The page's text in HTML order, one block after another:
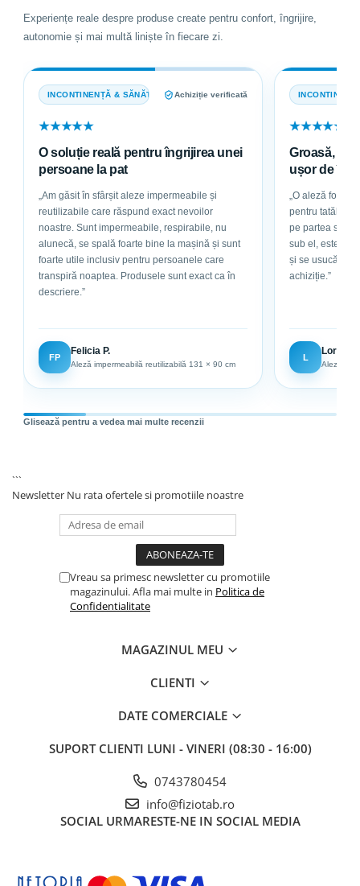
Experiențe reale despre produse create pentru confort, îngrijire,
autonomie și mai multă liniște în fiecare zi.
INCONTINENȚĂ & SĂNĂTATE Achiziție verificată
★★★★★
O soluție reală pentru îngrijirea unei
persoane la pat
„Am găsit în sfârșit aleze impermeabile și
reutilizabile care răspund exact nevoilor
noastre. Sunt impermeabile, respirabile, nu
alunecă, se spală foarte bine la mașină și sunt
foarte utile inclusiv pentru persoanele care
transpiră noaptea. Produsele sunt exact ca în
descriere.”
FP
Felicia P.
Aleză impermeabilă reutilizabilă 131 × 90 cm
★★★★★
Groasă,
ușor de
„O aleză foarte
pentru tatăl meu, care este la pat. Are
pe partea
sub el, este
și se usucă ușor. Sunt foarte mulțumită de
achiziție.”
L
Aleză
Glisează pentru a vedea mai multe recenzii
```
Newsletter Nu rata ofertele si promotiile noastre
Vreau sa primesc newsletter cu promotiile
magazinului. Afla mai multe in Politica de
Confidentialitate
MAGAZINUL MEU
CLIENTI
DATE COMERCIALE
SUPORT CLIENTI LUNI - VINERI (08:30 - 16:00)
0743780454
info@fiziotab.ro
SOCIAL URMARESTE-NE IN SOCIAL MEDIA